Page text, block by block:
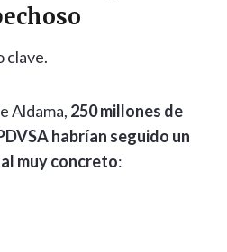
clave.
Aldama, 250 millones de
habrían seguido un
muy concreto: